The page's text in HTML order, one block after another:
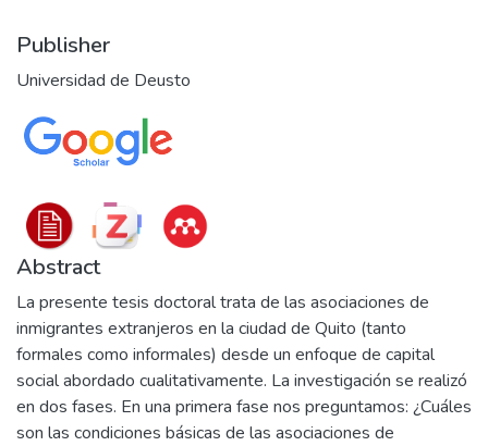
Publisher
Universidad de Deusto
Abstract
La presente tesis doctoral trata de las asociaciones de
inmigrantes extranjeros en la ciudad de Quito (tanto
formales como informales) desde un enfoque de capital
social abordado cualitativamente. La investigación se realizó
en dos fases. En una primera fase nos preguntamos: ¿Cuáles
son las condiciones básicas de las asociaciones de